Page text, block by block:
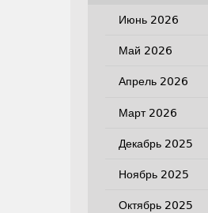
Июнь 2026
Май 2026
Апрель 2026
Март 2026
Декабрь 2025
Ноябрь 2025
Октябрь 2025